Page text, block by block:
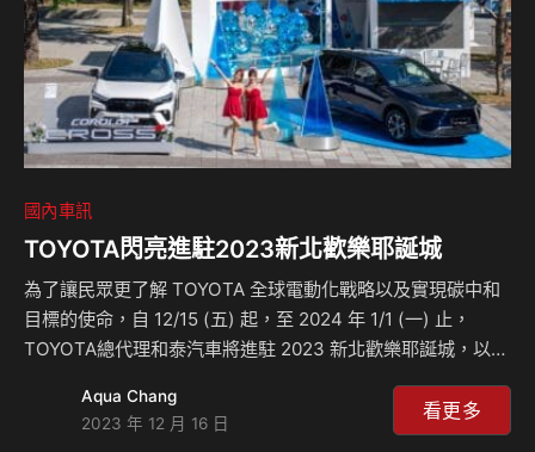
國內車訊
TOYOTA閃亮進駐2023新北歡樂耶誕城
為了讓民眾更了解 TOYOTA 全球電動化戰略以及實現碳中和
目標的使命，自 12/15 (五) 起，至 2024 年 1/1 (一) 止，
TOYOTA總代理和泰汽車將進駐 2023 新北歡樂耶誕城，以
以及油電複合動力車 COROLLA CROSS GR SPORT 兩款
車。敬邀民眾親臨現場體驗TOYOTA 新能源車款的迷人魅
Aqua Chang
2023 年 12 月 16 日
看更多